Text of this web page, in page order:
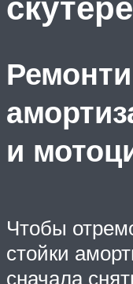
и
Чтобы
стойки
сначала